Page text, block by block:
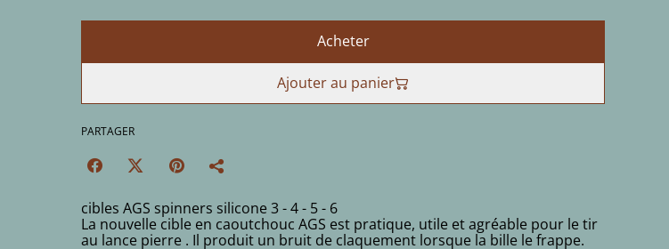
Acheter
Ajouter au panier
PARTAGER
cibles AGS spinners silicone 3 - 4 - 5 - 6
La nouvelle cible en caoutchouc AGS est pratique, utile et agréable pour le tir
au lance pierre . Il produit un bruit de claquement lorsque la bille le frappe.